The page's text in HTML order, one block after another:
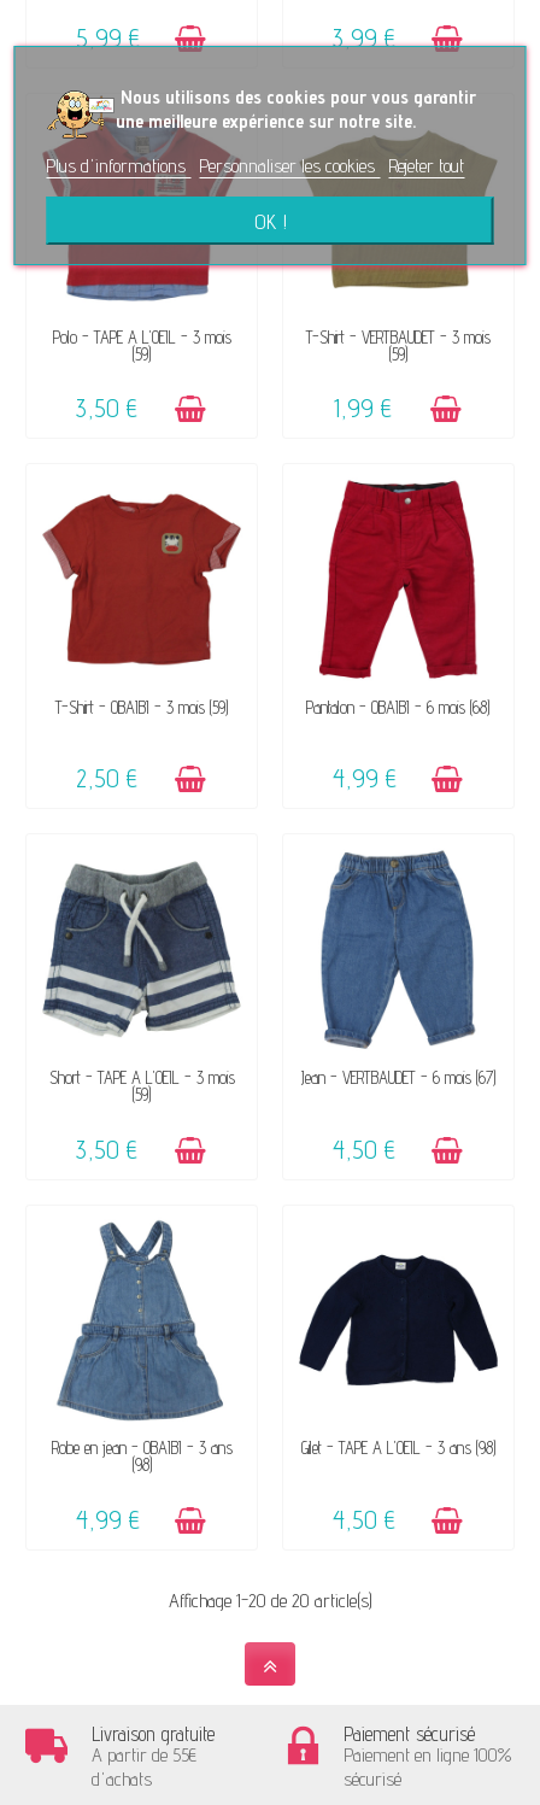
5,99 € 3,99 €
DISPONIBLE
Polo - TAPE A L'OEIL - 3 mois
(59)
3,50 €
DISPONIBLE
T-Shirt - VERTBAUDET - 3 mois
(59)
1,99 €
DISPONIBLE
T-Shirt - OBAÏBI - 3 mois (59)
2,50 €
DISPONIBLE
Pantalon - OBAÏBI - 6 mois (68)
4,99 €
DISPONIBLE
Short - TAPE A L'OEIL - 3 mois
(59)
3,50 €
DISPONIBLE
Jean - VERTBAUDET - 6 mois (67)
4,50 €
DISPONIBLE
Robe en jean - OBAÏBI - 3 ans
(98)
4,99 €
DISPONIBLE
Gilet - TAPE A L'OEIL - 3 ans (98)
4,50 €
Affichage 1-20 de 20 article(s)
Livraison gratuite
A partir de 55€
d'achats
Paiement sécurisé
Paiement en ligne 100%
sécurisé
Nous utilisons des cookies pour vous garantir
une meilleure expérience sur notre site.
Plus d'informations
Personnaliser les cookies Rejeter tout
OK !